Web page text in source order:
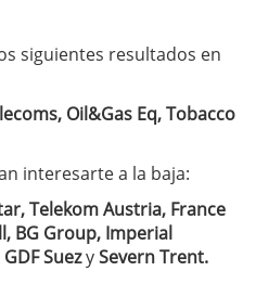
siguientes resultados en
Oil&Gas Eq, Tobacco
interesarte a la baja:
Telekom Austria, France
BG Group, Imperial
SuezySevern Trent.